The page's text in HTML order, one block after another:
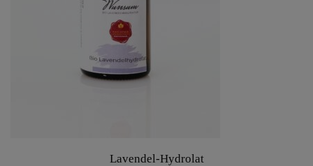
Lavendel-Hydrolat